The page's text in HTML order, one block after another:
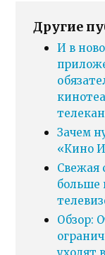
Другие
И в
Зачем
«Кино
Свежая
больше
Обзор: